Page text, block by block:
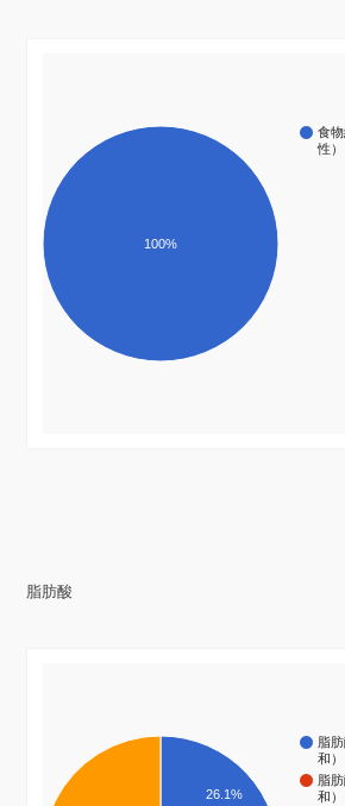
食
性）
100%
脂肪酸
脂
和）
脂
和）
26.1%